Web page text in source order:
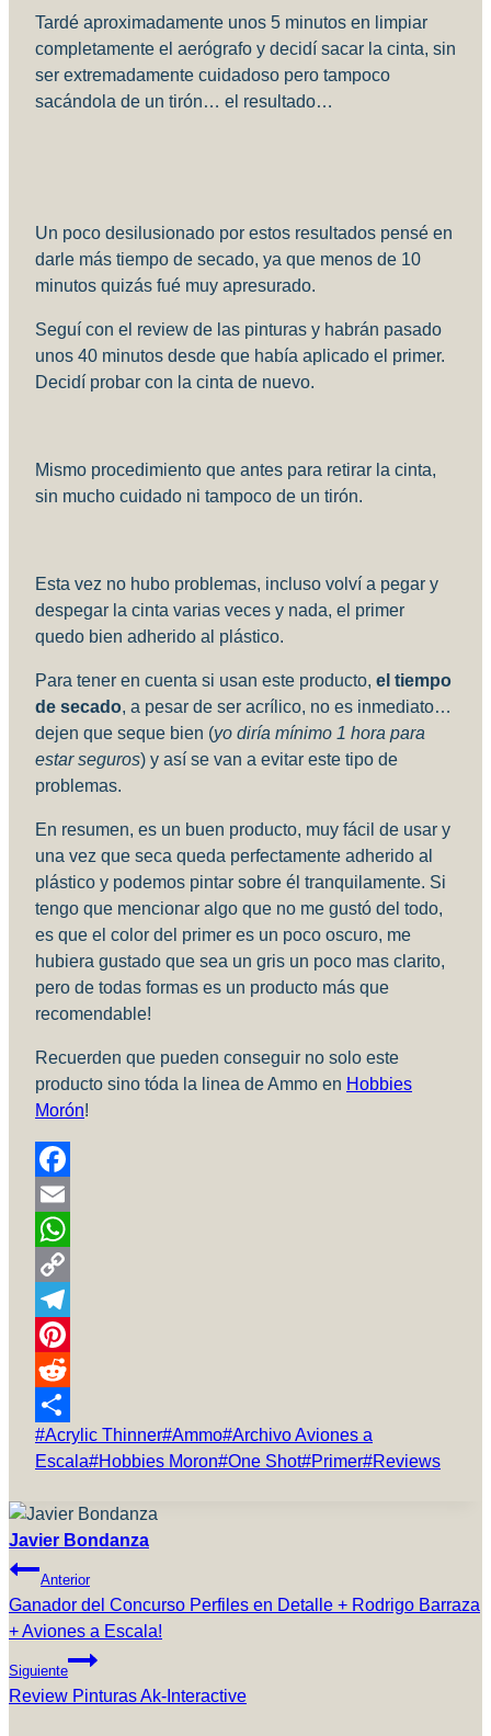
Tardé aproximadamente unos 5 minutos en limpiar
completamente el aerógrafo y decidí sacar la cinta, sin
ser extremadamente cuidadoso pero tampoco
sacándola de un tirón… el resultado…
Un poco desilusionado por estos resultados pensé en
darle más tiempo de secado, ya que menos de 10
minutos quizás fué muy apresurado.
Seguí con el review de las pinturas y habrán pasado
unos 40 minutos desde que había aplicado el primer.
Decidí probar con la cinta de nuevo.
Mismo procedimiento que antes para retirar la cinta,
sin mucho cuidado ni tampoco de un tirón.
Esta vez no hubo problemas, incluso volví a pegar y
despegar la cinta varias veces y nada, el primer
quedo bien adherido al plástico.
Para tener en cuenta si usan este producto, el tiempo
de secado, a pesar de ser acrílico, no es inmediato…
dejen que seque bien (yo diría mínimo 1 hora para
estar seguros) y así se van a evitar este tipo de
problemas.
En resumen, es un buen producto, muy fácil de usar y
una vez que seca queda perfectamente adherido al
plástico y podemos pintar sobre él tranquilamente. Si
tengo que mencionar algo que no me gustó del todo,
es que el color del primer es un poco oscuro, me
hubiera gustado que sea un gris un poco mas clarito,
pero de todas formas es un producto más que
recomendable!
Recuerden que pueden conseguir no solo este
producto sino tóda la linea de Ammo en Hobbies
Morón!
Facebook
Email
WhatsApp
Copy
Link
Telegram
Pinterest
Reddit
Compartir
Etiquetas
de
entrada:
#Acrylic Thinner#Ammo#Archivo Aviones a
Escala#Hobbies Moron#One Shot#Primer#Reviews
Javier Bondanza
Navegación
De
Entradas
Anterior
Ganador del Concurso Perfiles en Detalle + Rodrigo Barraza
+ Aviones a Escala!
Siguiente
Review Pinturas Ak-Interactive